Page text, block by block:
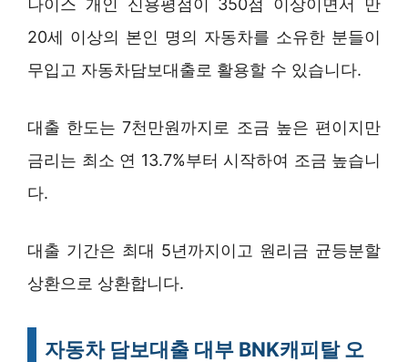
20세 이상의 본인 명의 자동차를 소유한 분들이
무입고 자동차담보대출로 활용할 수 있습니다.
대출 한도는 7천만원까지로 조금 높은 편이지만
금리는 최소 연 13.7%부터 시작하여 조금 높습니
다.
대출 기간은 최대 5년까지이고 원리금 균등분할
상환으로 상환합니다.
자동차 담보대출 대부 BNK캐피탈 오